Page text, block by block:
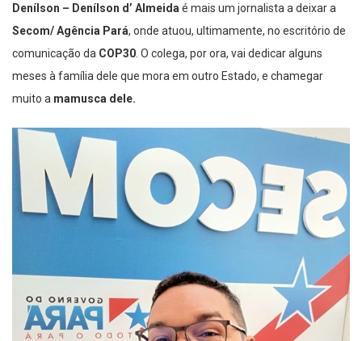
Denílson – Denílson d’ Almeida é mais um jornalista a deixar a
Secom/ Agência Pará, onde atuou, ultimamente, no escritório de
comunicação da COP30 . O colega, por ora, vai dedicar alguns
meses à família dele que mora em outro Estado, e chamegar
muito a mamusca dele.